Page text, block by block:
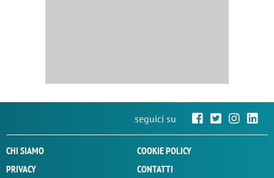
seguici su
CHI SIAMO
COOKIE POLICY
PRIVACY
CONTATTI